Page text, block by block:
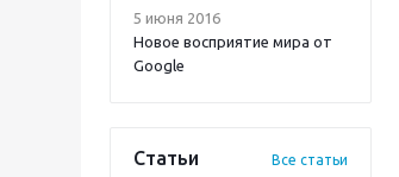
5 июня 2016
Новое восприятие мира от
Google
Статьи Все статьи